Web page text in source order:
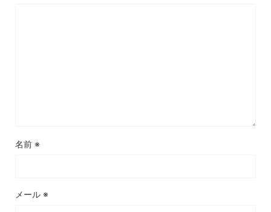
名前 ※
メール ※